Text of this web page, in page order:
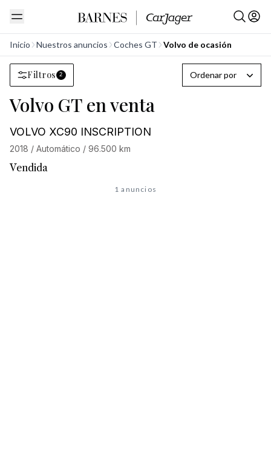
Inicio Nuestros anuncios Coches GT Volvo de ocasión
Filtros 2 Ordenar por
Volvo GT en venta
VOLVO XC90 INSCRIPTION
2018 / Automático / 96.500 km
Vendida
1 anuncios